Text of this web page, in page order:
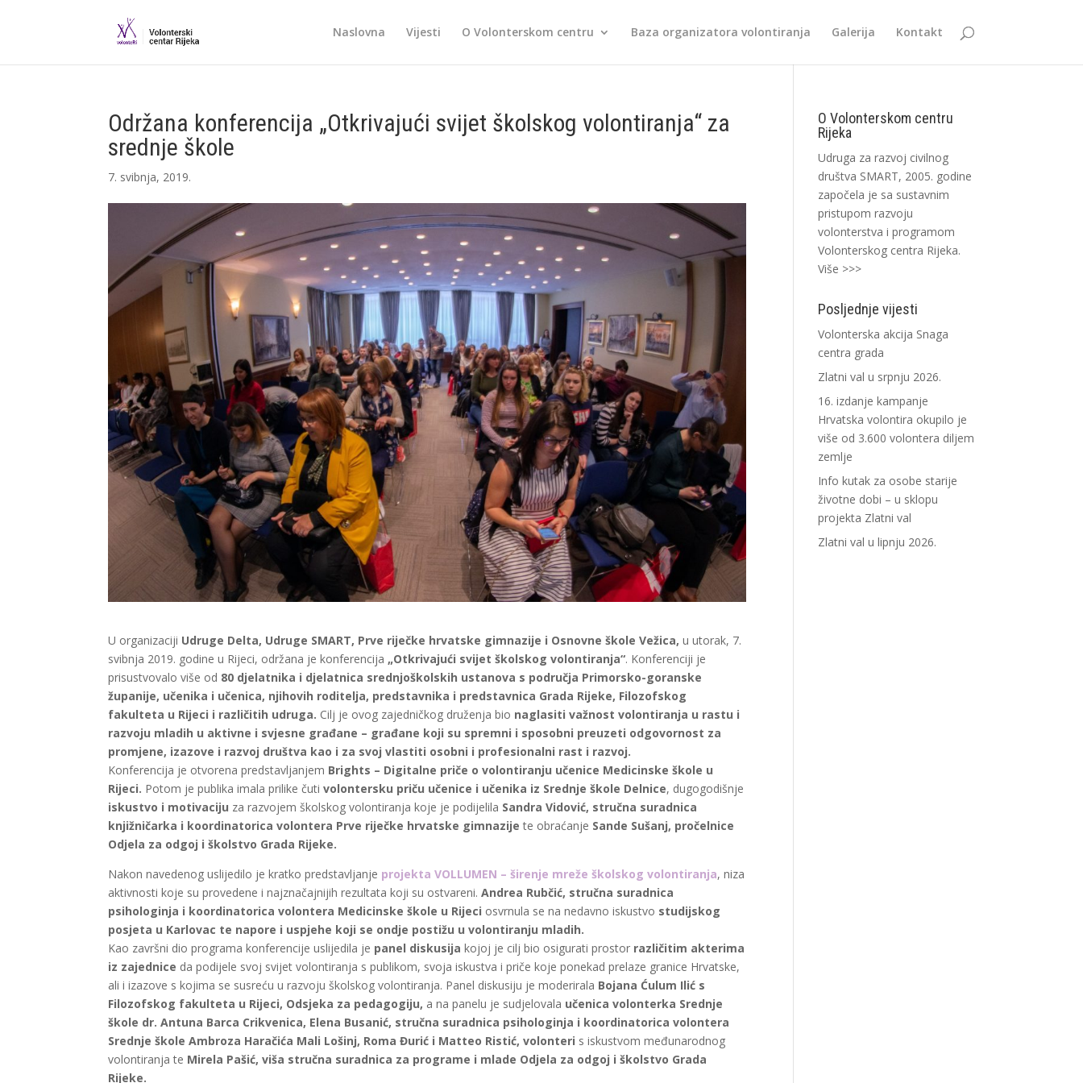
Naslovna Vijesti O Volonterskom centru Baza organizatora volontiranja Galerija Kontakt
Održana konferencija „Otkrivajući svijet školskog volontiranja“ za
srednje škole
7. svibnja, 2019.
U organizaciji Udruge Delta, Udruge SMART, Prve riječke hrvatske gimnazije i Osnovne škole Vežica, u utorak, 7.
svibnja 2019. godine u Rijeci, održana je konferencija „Otkrivajući svijet školskog volontiranja“. Konferenciji je
prisustvovalo više od 80 djelatnika i djelatnica srednjoškolskih ustanova s područja Primorsko-goranske
županije, učenika i učenica, njihovih roditelja, predstavnika i predstavnica Grada Rijeke, Filozofskog
fakulteta u Rijeci i različitih udruga. Cilj je ovog zajedničkog druženja bio naglasiti važnost volontiranja u rastu i
razvoju mladih u aktivne i svjesne građane – građane koji su spremni i sposobni preuzeti odgovornost za
promjene, izazove i razvoj društva kao i za svoj vlastiti osobni i profesionalni rast i razvoj.
Konferencija je otvorena predstavljanjem Brights – Digitalne priče o volontiranju učenice Medicinske škole u
Rijeci. Potom je publika imala prilike čutivolontersku priču učenice i učenika iz Srednje škole Delnice, dugogodišnje
iskustvo i motivaciju za razvojem školskog volontiranja koje je podijelila Sandra Vidović, stručna suradnica
knjižničarka i koordinatorica volontera Prve riječke hrvatske gimnazije te obraćanje Sande Sušanj, pročelnice
Odjela za odgoj i školstvo Grada Rijeke.
Nakon navedenog uslijedilo je kratko predstavljanje projekta VOLLUMEN – širenje mreže školskog volontiranja, niza
aktivnosti koje su provedene i najznačajnijih rezultata koji su ostvareni.Andrea Rubčić, stručna suradnica
psihologinja i koordinatorica volontera Medicinske škole u Rijeci osvrnula se na nedavno iskustvo studijskog
posjeta u Karlovac te napore i uspjehe koji se ondje postižu u volontiranju mladih.
Kao završni dio programa konferencije uslijedila je panel diskusija kojoj je cilj bio osigurati prostor različitim akterima
iz zajednice da podijele svoj svijet volontiranja s publikom, svoja iskustva i priče koje ponekad prelaze granice Hrvatske,
ali i izazove s kojima se susreću u razvoju školskog volontiranja. Panel diskusiju je moderirala Bojana Ćulum Ilić s
Filozofskog fakulteta u Rijeci, Odsjeka za pedagogiju, a na panelu je sudjelovala učenica volonterka Srednje
škole dr. Antuna Barca Crikvenica, Elena Busanić, stručna suradnica psihologinja i koordinatorica volontera
Srednje škole Ambroza Haračića Mali Lošinj, Roma Đurić i Matteo Ristić, volonteri s iskustvom međunarodnog
volontiranja te Mirela Pašić, viša stručna suradnica za programe i mlade Odjela za odgoj i školstvo Grada
Rijeke.
O Volonterskom centru
Rijeka
Udruga za razvoj civilnog
društva SMART, 2005. godine
započela je sa sustavnim
pristupom razvoju
volonterstva i programom
Volonterskog centra Rijeka.
Više >>>
Posljednje vijesti
Volonterska akcija Snaga
centra grada
Zlatni val u srpnju 2026.
16. izdanje kampanje
Hrvatska volontira okupilo je
više od 3.600 volontera diljem
zemlje
Info kutak za osobe starije
životne dobi – u sklopu
projekta Zlatni val
Zlatni val u lipnju 2026.